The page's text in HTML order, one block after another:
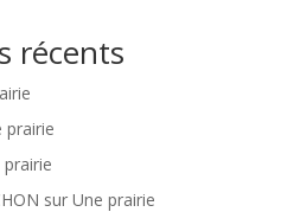
récents
prairie
prairie
sur Une prairie